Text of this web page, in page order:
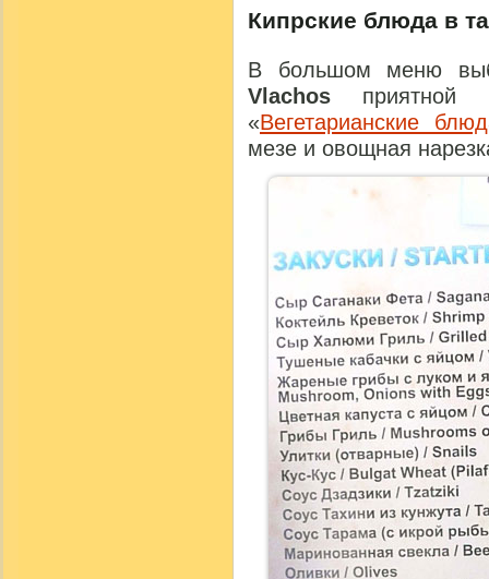
Кипрские блюда в
В большом меню
Vlachos приятной
«Вегетарианские
мезе и овощная